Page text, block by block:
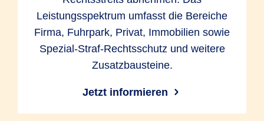
Leistungsspektrum umfasst die Bereiche
Firma, Fuhrpark, Privat, Immobilien sowie
Spezial-Straf-Rechtsschutz und weitere
Zusatzbausteine.
Jetzt informieren